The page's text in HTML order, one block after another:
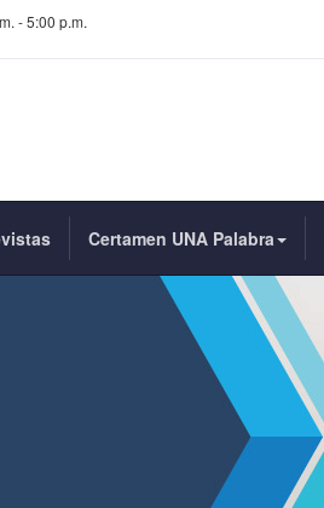
- 5:00 p.m.
Certamen UNA Palabra